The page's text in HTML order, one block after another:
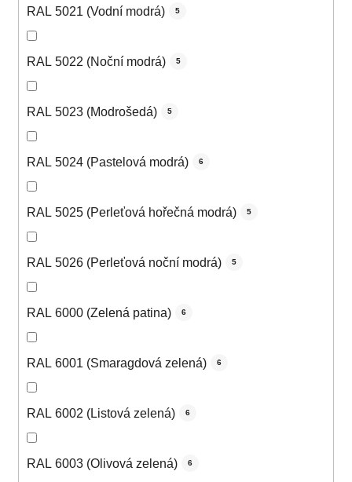
RAL 5021 (Vodní modrá) 5
RAL 5022 (Noční modrá) 5
RAL 5023 (Modrošedá) 5
RAL 5024 (Pastelová modrá) 6
RAL 5025 (Perleťová hořečná modrá) 5
RAL 5026 (Perleťová noční modrá) 5
RAL 6000 (Zelená patina) 6
RAL 6001 (Smaragdová zelená) 6
RAL 6002 (Listová zelená) 6
RAL 6003 (Olivová zelená) 6